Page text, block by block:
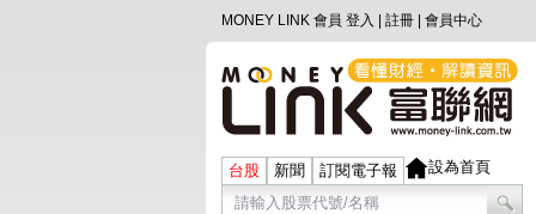
MONEY LINK 會員 登入 註冊 會員中心
台股 新聞 訂閱電子報 設為首頁